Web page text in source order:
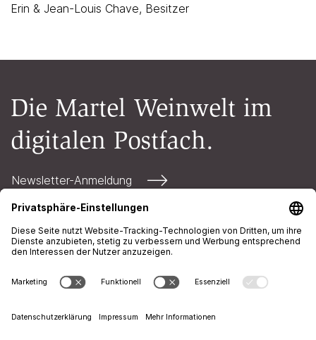
Erin & Jean-Louis Chave, Besitzer
Die Martel Weinwelt im
digitalen Postfach.
Newsletter-Anmeldung
Kontakt
AGB
Datenschutz